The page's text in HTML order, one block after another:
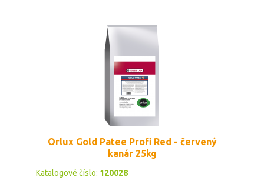
Orlux Gold Patee Profi Red - červený
kanár 25kg
Katalogové číslo: 120028